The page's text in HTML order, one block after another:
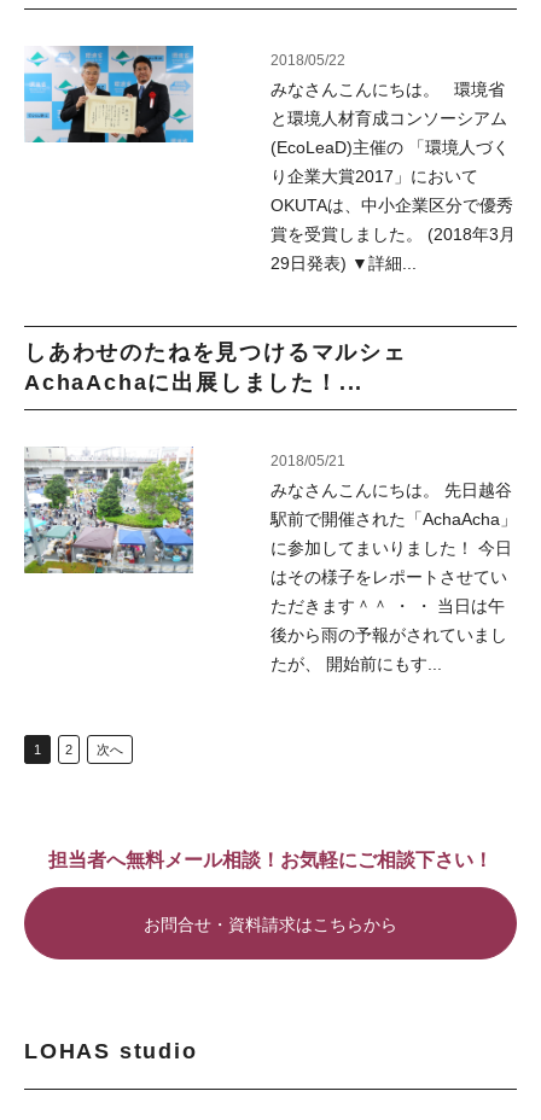
2018/05/22
みなさんこんにちは。 環境省
と環境人材育成コンソーシアム
(EcoLeaD)主催の 「環境人づく
り企業大賞2017」において
OKUTAは、中小企業区分で優秀
賞を受賞しました。 (2018年3月
29日発表) ▼詳細...
しあわせのたねを見つけるマルシェ
AchaAchaに出展しました！...
2018/05/21
みなさんこんにちは。 先日越谷
駅前で開催された「AchaAcha」
に参加してまいりました！ 今日
はその様子をレポートさせてい
ただきます＾＾ ・ ・ 当日は午
後から雨の予報がされていまし
たが、 開始前にもす...
1 2 次へ
担当者へ無料メール相談！お気軽にご相談下さい！
お問合せ・資料請求はこちらから
LOHAS studio